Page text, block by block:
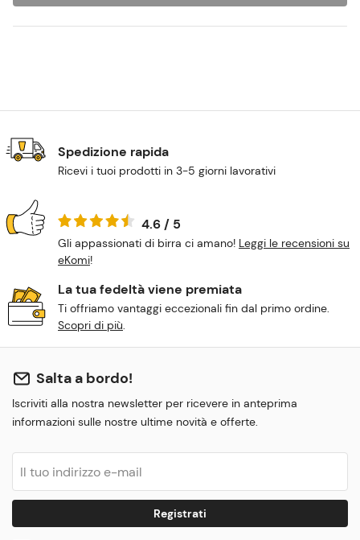
Spedizione rapida
Ricevi i tuoi prodotti in 3-5 giorni lavorativi
4.6 / 5
Gli appassionati di birra ci amano! Leggi le recensioni su
eKomi!
La tua fedeltà viene premiata
Ti offriamo vantaggi eccezionali fin dal primo ordine.
Scopri di più.
Salta a bordo!
Iscriviti alla nostra newsletter per ricevere in anteprima
informazioni sulle nostre ultime novità e offerte.
Registrati